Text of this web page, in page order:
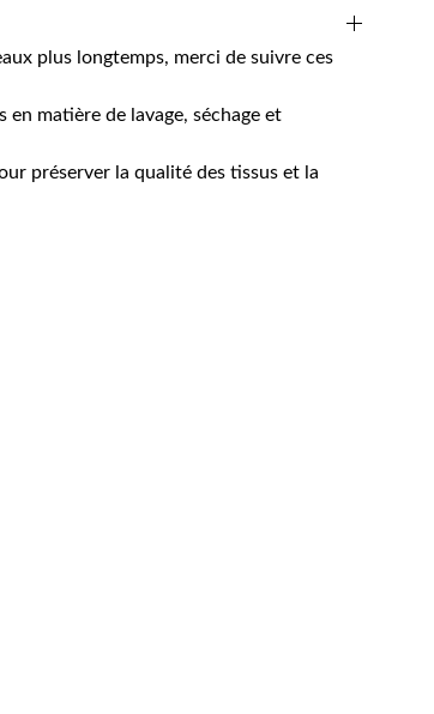
plus longtemps, merci de suivre ces
en matière de lavage, séchage et
préserver la qualité des tissus et la